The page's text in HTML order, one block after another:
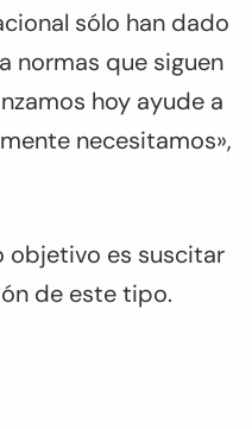
sólo han dado
normas que siguen
hoy ayude a
necesitamos»,
objetivo es suscitar
de este tipo.